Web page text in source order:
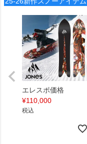
エレスポ価格
¥110,000
税込